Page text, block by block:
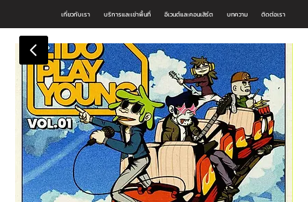
เกี่ยวกับเรา บริการและเช่าพื้นที่ อีเวนต์และคอนเสิร์ต บทความ ติดต่อเรา